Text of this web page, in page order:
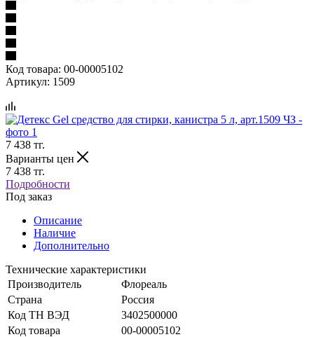
Код товара: 00-00005102
Артикул: 1509
7 438 тг.
Варианты цен
7 438 тг.
Подробности
Под заказ
Описание
Наличие
Дополнительно
Технические характеристики
Производитель
Флореаль
Страна
Россия
Код ТН ВЭД
3402500000
Код товара
00-00005102